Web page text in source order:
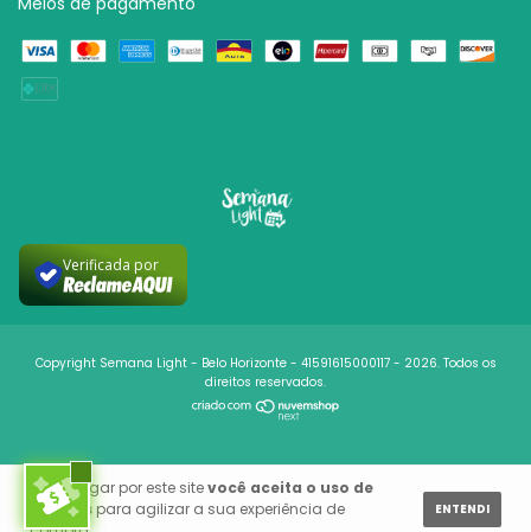
Ao navegar por este sitevocê aceita o uso de
cookies para agilizar a sua experiência de
ENTENDI
Verificada por
Copyright Semana Light - Belo Horizonte - 41591615000117 - 2026. Todos os
direitos reservados.